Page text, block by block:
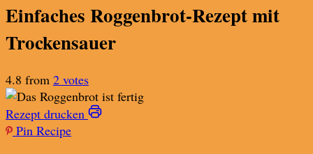
Einfaches Roggenbrot-Rezept mit
Trockensauer
4.8 from 2 votes
Rezept drucken
Pin Recipe